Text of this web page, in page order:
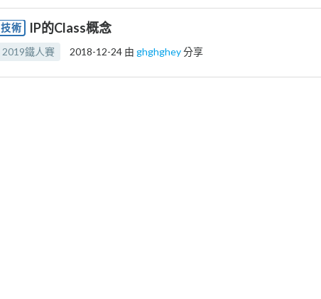
技術 IP的Class概念
2019鐵人賽 2018-12-24 由 ghghghey分享